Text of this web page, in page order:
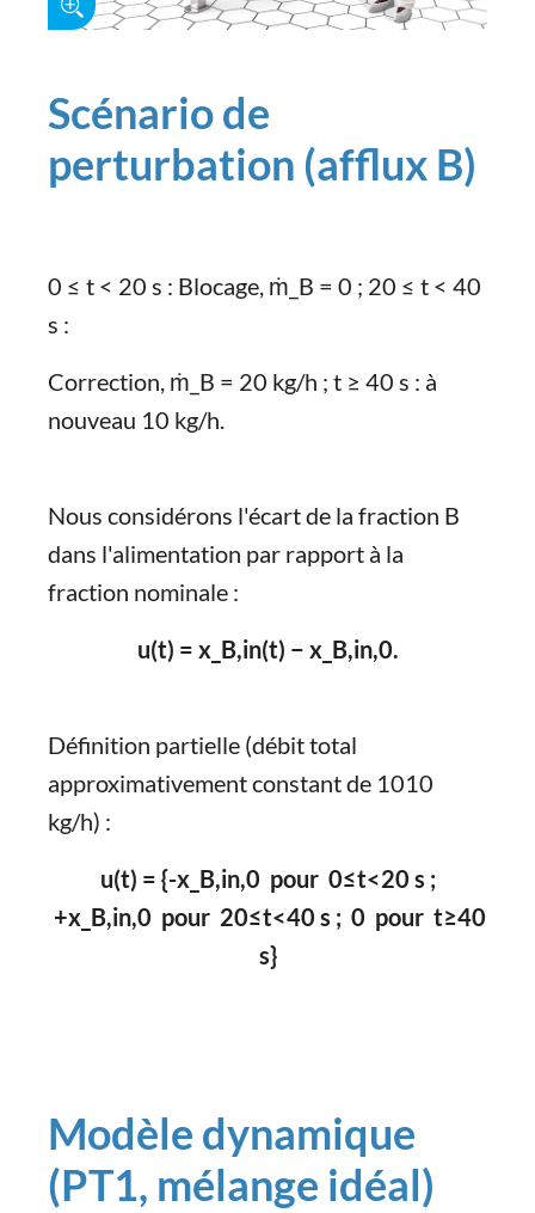
Scénario de
perturbation (afflux B)
0 ≤ t < 20 s : Blocage, ṁ_B = 0 ; 20 ≤ t < 40
s :
Correction, ṁ_B = 20 kg/h ; t ≥ 40 s : à
nouveau 10 kg/h.
Nous considérons l'écart de la fraction B
dans l'alimentation par rapport à la
fraction nominale :
u(t) = x_B,in(t) − x_B,in,0.
Définition partielle (débit total
approximativement constant de 1010
kg/h) :
u(t) = {-x_B,in,0 pour 0≤t<20 s ;
+x_B,in,0 pour 20≤t<40 s ; 0 pour t≥40
s}
Modèle dynamique
(PT1, mélange idéal)